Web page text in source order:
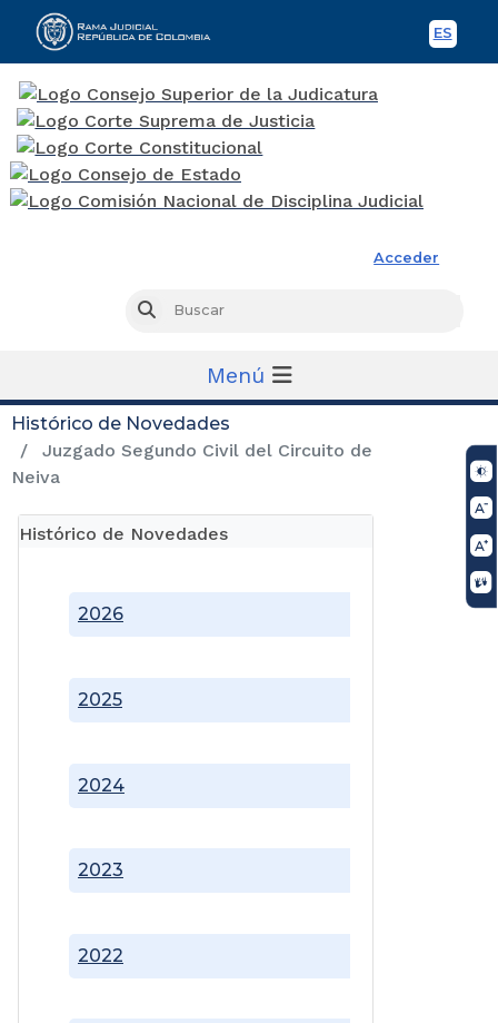
ES
Acceder
Buscar
Menú
Histórico de Novedades
Juzgado Segundo Civil del Circuito de
Neiva
Histórico de Novedades
2022
2023
2024
2025
2026